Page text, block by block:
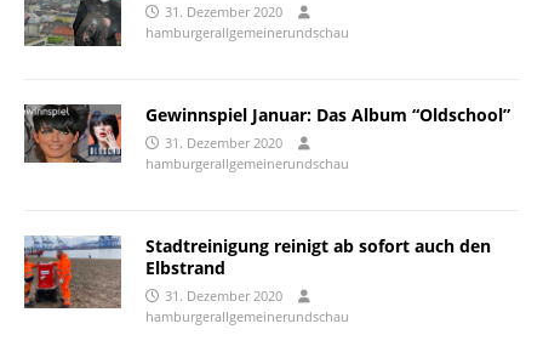
31. Dezember 2020
hamburgerallgemeinerundschau
Gewinnspiel Januar: Das Album “Oldschool”
31. Dezember 2020
hamburgerallgemeinerundschau
Stadtreinigung reinigt ab sofort auch den
Elbstrand
31. Dezember 2020
hamburgerallgemeinerundschau